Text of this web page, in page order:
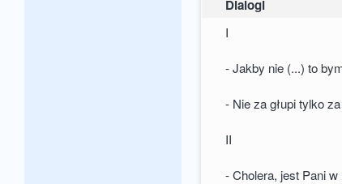
Dialogi
I
- Jakby nie (...) to
- Nie za głupi tylko
II
- Cholera, jest Pani